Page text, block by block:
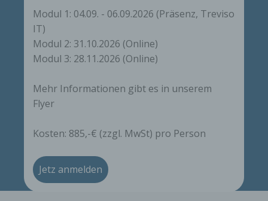
Modul 1: 04.09. - 06.09.2026 (Präsenz, Treviso
IT)
Modul 2: 31.10.2026 (Online)
Modul 3: 28.11.2026 (Online)
Mehr Informationen gibt es in unserem
Flyer
Kosten: 885,-€ (zzgl. MwSt) pro Person
Jetz anmelden